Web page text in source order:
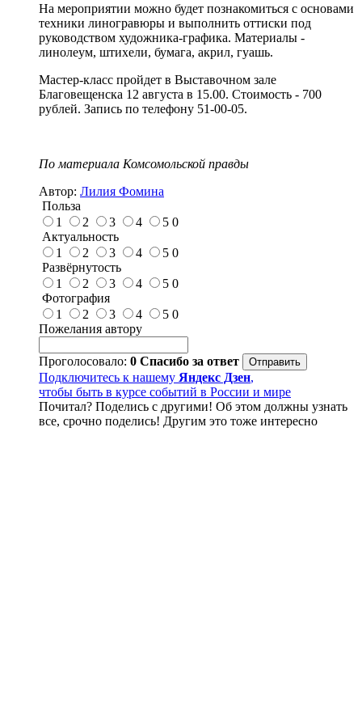
На мероприятии можно будет познакомиться с основами
техники линогравюры и выполнить оттиски под
руководством художника-графика. Материалы -
линолеум, штихели, бумага, акрил, гуашь.
Мастер-класс пройдет в Выставочном зале
Благовещенска 12 августа в 15.00. Стоимость - 700
рублей. Запись по телефону 51-00-05.
По материала Комсомольской правды
Автор: Лилия Фомина
Польза
1
2 3 4 5 0
Актуальность
1
2 3 4 5 0
Развёрнутость
1
2 3 4 5 0
Фотография
1
2 3 4 5 0
Пожелания автору
Проголосовало: 0 Спасибо за ответ
Подключитесь к нашему Яндекс Дзен,
чтобы быть в курсе событий в России и мире
Почитал? Поделись с другими! Об этом должны узнать
все, срочно поделись! Другим это тоже интересно